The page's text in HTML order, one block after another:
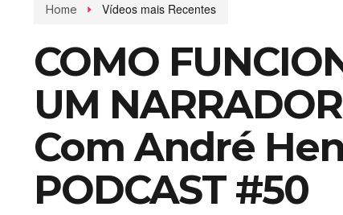
Home Vídeos mais Recentes
COMO
UM
Com André
PODCAST #50